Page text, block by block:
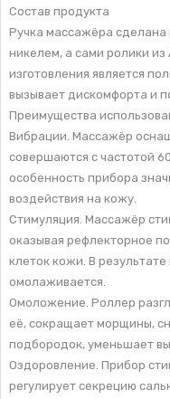
Состав продукта
Ручка массажёра сделана
никелем, а сами ролики
изготовления является
вызывает дискомфорта и
Преимущества
Вибрации. Массажёр
совершаются с частотой
особенность прибора
воздействия на кожу.
Стимуляция. Массажёр
оказывая рефлекторное
клеток кожи. В
омолаживается.
Омоложение. Роллер
её, сокращает морщины,
подбородок, уменьшает
Оздоровление. Прибор
регулирует секрецию